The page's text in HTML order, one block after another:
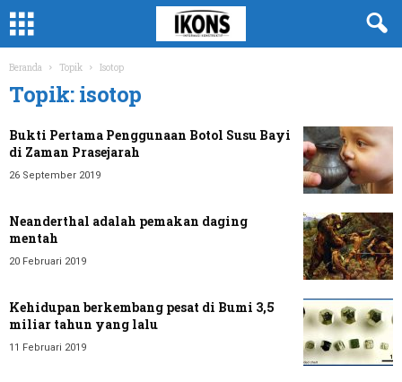
Beranda Topik Isotop
Topik: isotop
Bukti Pertama Penggunaan Botol Susu Bayi
di Zaman Prasejarah
26 September 2019
Neanderthal adalah pemakan daging
mentah
20 Februari 2019
Kehidupan berkembang pesat di Bumi 3,5
miliar tahun yang lalu
11 Februari 2019